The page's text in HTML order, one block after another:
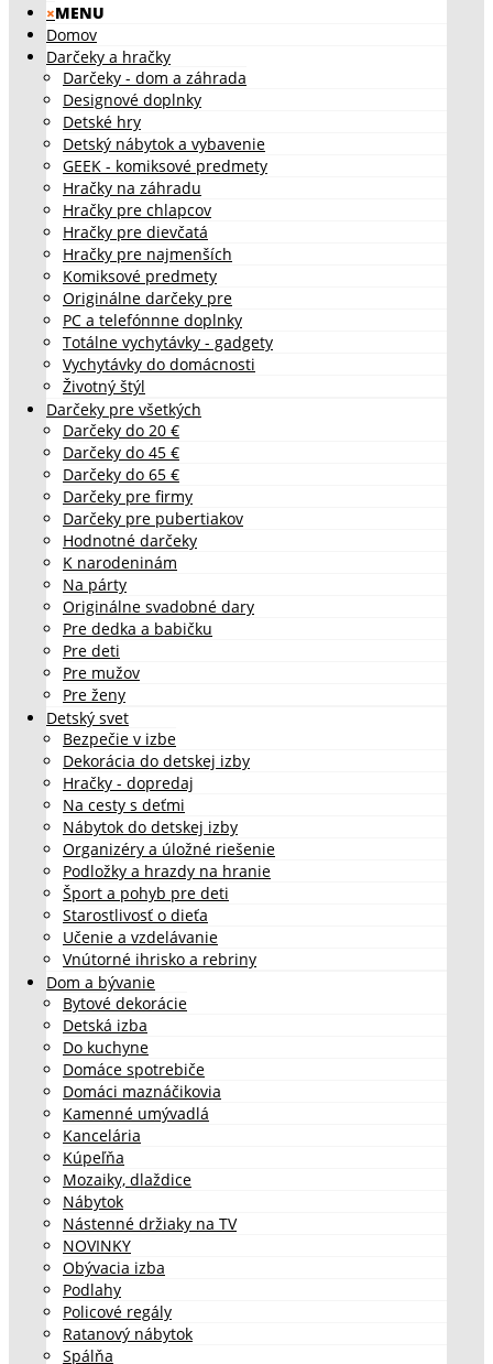
×MENU
Domov
Darčeky a hračky
Darčeky - dom a záhrada
Designové doplnky
Detské hry
Detský nábytok a vybavenie
GEEK - komiksové predmety
Hračky na záhradu
Hračky pre chlapcov
Hračky pre dievčatá
Hračky pre najmenších
Komiksové predmety
Originálne darčeky pre
PC a telefónnne doplnky
Totálne vychytávky - gadgety
Vychytávky do domácnosti
Životný štýl
Darčeky pre všetkých
Darčeky do 20 €
Darčeky do 45 €
Darčeky do 65 €
Darčeky pre firmy
Darčeky pre pubertiakov
Hodnotné darčeky
K narodeninám
Na párty
Originálne svadobné dary
Pre dedka a babičku
Pre deti
Pre mužov
Pre ženy
Detský svet
Bezpečie v izbe
Dekorácia do detskej izby
Hračky - dopredaj
Na cesty s deťmi
Nábytok do detskej izby
Organizéry a úložné riešenie
Podložky a hrazdy na hranie
Šport a pohyb pre deti
Starostlivosť o dieťa
Učenie a vzdelávanie
Vnútorné ihrisko a rebriny
Dom a bývanie
Bytové dekorácie
Detská izba
Do kuchyne
Domáce spotrebiče
Domáci maznáčikovia
Kamenné umývadlá
Kancelária
Kúpeľňa
Mozaiky, dlaždice
Nábytok
Nástenné držiaky na TV
NOVINKY
Obývacia izba
Podlahy
Policové regály
Ratanový nábytok
Spálňa